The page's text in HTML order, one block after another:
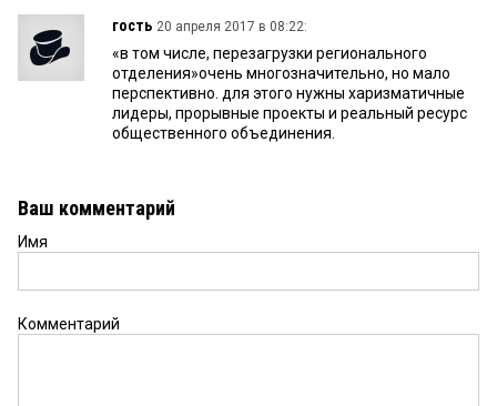
гость 20 апреля 2017 в 08:22:
«в том числе, перезагрузки регионального
отделения»очень многозначительно, но мало
перспективно. для этого нужны харизматичные
лидеры, прорывные проекты и реальный ресурс
общественного объединения.
Ваш комментарий
Имя
Комментарий